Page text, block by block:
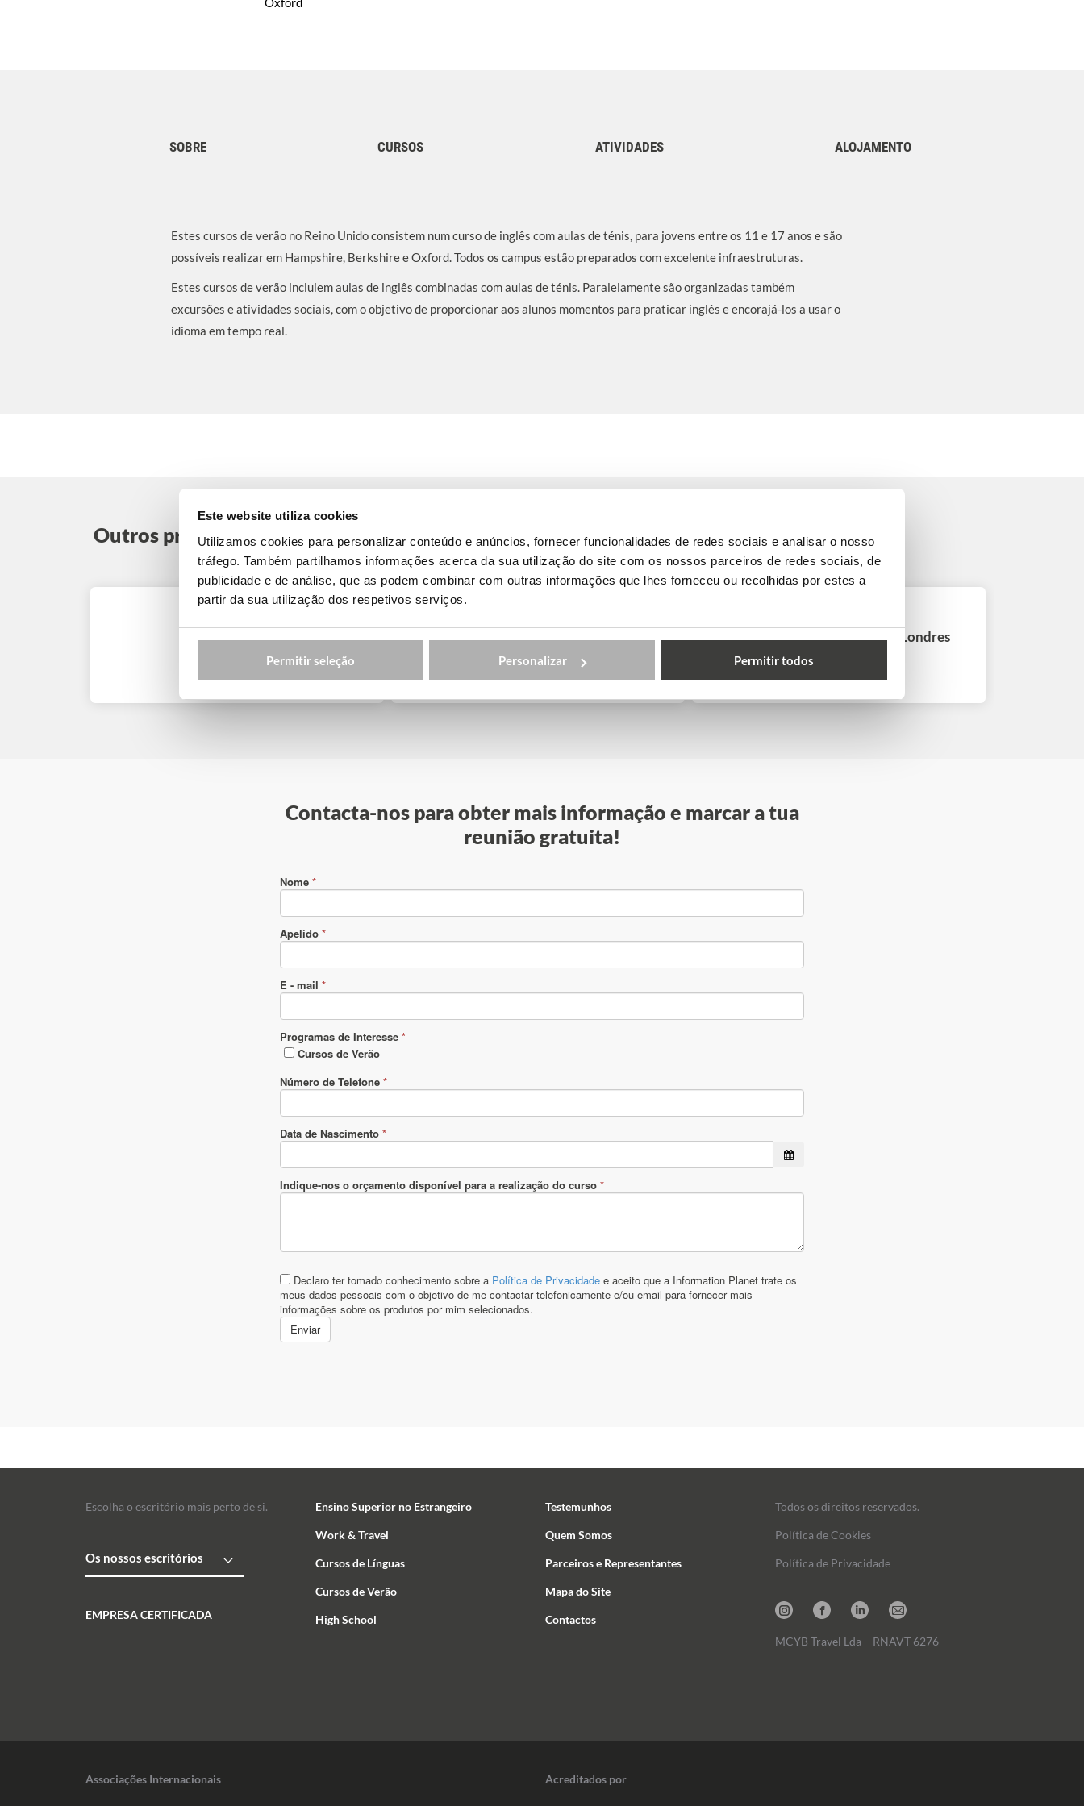
Este website utiliza cookies
Utilizamos cookies para personalizar conteúdo e anúncios, fornecer funcionalidades de redes sociais e analisar o nosso
tráfego. Também partilhamos informações acerca da sua utilização do site com os nossos parceiros de redes sociais, de
publicidade e de análise, que as podem combinar com outras informações que lhes forneceu ou recolhidas por estes a
partir da sua utilização dos respetivos serviços.
Permitir seleção Personalizar Permitir todos
SOBRE CURSOS ATIVIDADES ALOJAMENTO
Estes cursos de verão no Reino Unido consistem num curso de inglês com aulas de ténis, para jovens entre os 11 e 17 anos e são
possíveis realizar em Hampshire, Berkshire e Oxford. Todos os campus estão preparados com excelente infraestruturas.
Estes cursos de verão incluiem aulas de inglês combinadas com aulas de ténis. Paralelamente são organizadas também
excursões e atividades sociais, com o objetivo de proporcionar aos alunos momentos para praticar inglês e encorajá-los a usar o
idioma em tempo real.
Outros programas no Reino Unido
Inglês com Equitação –
Escola de Artes – Cambridge Curso de Inglês em Londres
Contacta-nos para obter mais informação e marcar a tua
reunião gratuita!
Escolha o escritório mais perto de si.
Os nossos escritórios
EMPRESA CERTIFICADA
Ensino Superior no Estrangeiro
Work & Travel
Cursos de Línguas
Cursos de Verão
High School
Testemunhos
Quem Somos
Parceiros e Representantes
Mapa do Site
Contactos
Todos os direitos reservados.
Política de Cookies
Política de Privacidade
InstagramFacebookLinkedinMail
MCYB Travel Lda – RNAVT 6276
Associações Internacionais Acreditados por